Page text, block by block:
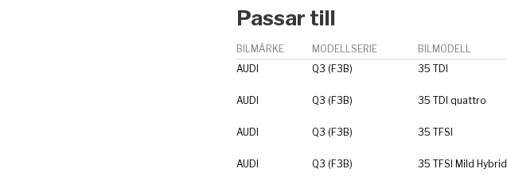
Passar till
BILMÄRKE MODELLSERIE BILMODELL
AUDI
Q3 (F3B) 35 TDI
AUDI
Q3 (F3B) 35 TDI quattro
AUDI
Q3 (F3B) 35 TFSI
AUDI
Q3 (F3B) 35 TFSI Mild Hybrid